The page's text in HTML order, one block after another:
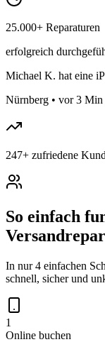
25.000+ Reparaturen
erfolgreich
Michael K. hat eine
Nürnberg • vor 3 Min
247+ zufriedene
So einfach
In nur 4 einfachen
schnell, sicher und
1
Online buchen